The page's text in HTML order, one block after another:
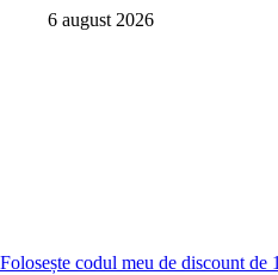
6 august 2026
Folosește codul meu de discount